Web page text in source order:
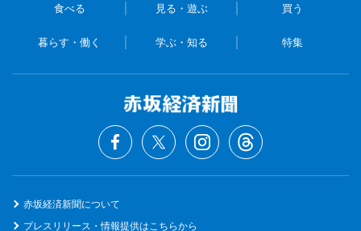
食べる 見る・遊ぶ 買う
暮らす・働く 学ぶ・知る 特集
赤坂経済新聞について
プレスリリース・情報提供はこちらから